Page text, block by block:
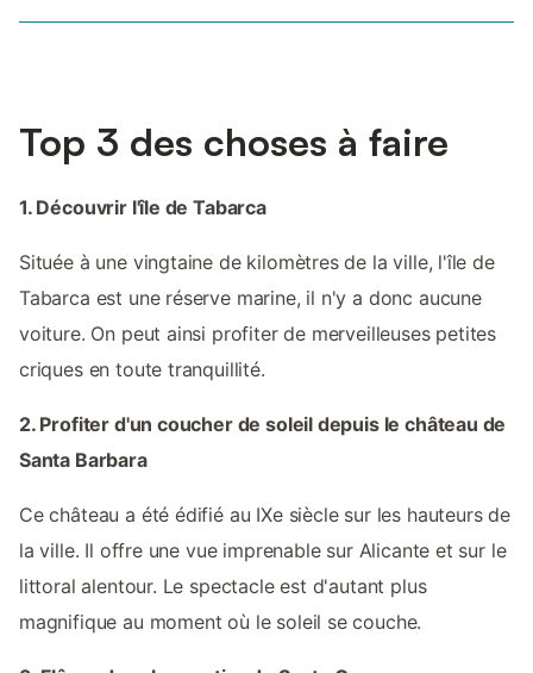
Top 3 des choses à faire
1. Découvrir l'île de Tabarca
Située à une vingtaine de kilomètres de la ville, l'île de
Tabarca est une réserve marine, il n'y a donc aucune
voiture. On peut ainsi profiter de merveilleuses petites
criques en toute tranquillité.
2. Profiter d'un coucher de soleil depuis le château de
Santa Barbara
Ce château a été édifié au IXe siècle sur les hauteurs de
la ville. Il offre une vue imprenable sur Alicante et sur le
littoral alentour. Le spectacle est d'autant plus
magnifique au moment où le soleil se couche.